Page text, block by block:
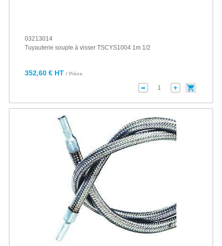
03213014
Tuyauterie souple à visser TSCYS1004 1m 1/2
352,60 € HT / Pièce